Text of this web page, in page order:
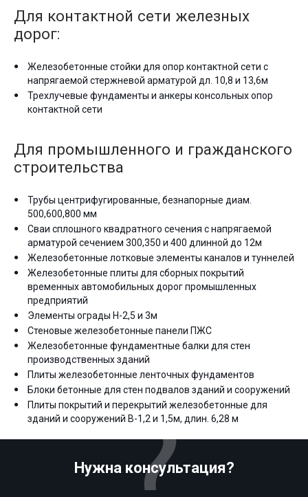
Для контактной сети железных
дорог:
Железобетонные стойки для опор контактной сети с
напрягаемой стержневой арматурой дл. 10,8 и 13,6м
Трехлучевые фундаменты и анкеры консольных опор
контактной сети
Для промышленного и гражданского
строительства
Трубы центрифугированные, безнапорные диам.
500,600,800 мм
Сваи сплошного квадратного сечения с напрягаемой
арматурой сечением 300,350 и 400 длинной до 12м
Железобетонные лотковые элементы каналов и туннелей
Железобетонные плиты для сборных покрытий
временных автомобильных дорог промышленных
предприятий
Элементы ограды Н-2,5 и 3м
Стеновые железобетонные панели ПЖС
Железобетонные фундаментные балки для стен
производственных зданий
Плиты железобетонные ленточных фундаментов
Блоки бетонные для стен подвалов зданий и сооружений
Плиты покрытий и перекрытий железобетонные для
зданий и сооружений В-1,2 и 1,5м, длин. 6,28 м
Нужна консультация?